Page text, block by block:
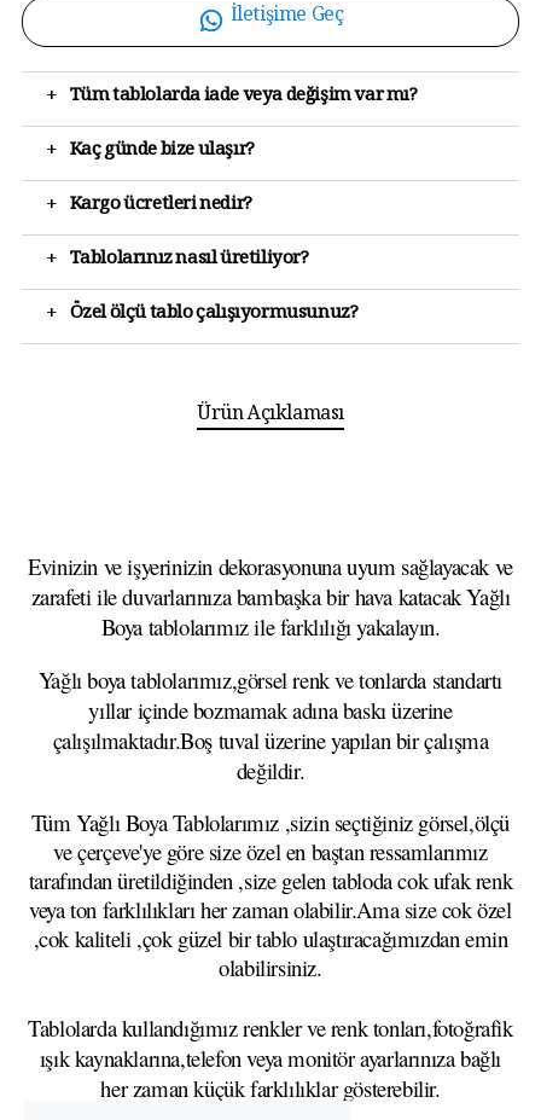
İletişime Geç
+ Tüm tablolarda iade veya değişim var mı?
+ Kaç günde bize ulaşır?
+ Kargo ücretleri nedir?
+ Tablolarınız nasıl üretiliyor?
+ Özel ölçü tablo çalışıyormusunuz?
Ürün Açıklaması
Evinizin ve işyerinizin dekorasyonuna uyum sağlayacak ve
zarafeti ile duvarlarınıza bambaşka bir hava katacak Yağlı
Boya tablolarımız ile farklılığı yakalayın.
Yağlı boya tablolarımız,görsel renk ve tonlarda standartı
yıllar içinde bozmamak adına baskı üzerine
çalışılmaktadır.Boş tuval üzerine yapılan bir çalışma
değildir.
Tüm Yağlı Boya Tablolarımız ,sizin seçtiğiniz görsel,ölçü
ve çerçeve'ye göre size özel en baştan ressamlarımız
tarafından üretildiğinden ,size gelen tabloda cok ufak renk
veya ton farklılıkları her zaman olabilir.Ama size cok özel
,cok kaliteli ,çok güzel bir tablo ulaştıracağımızdan emin
olabilirsiniz.
Tablolarda kullandığımız renkler ve renk tonları,fotoğrafik
ışık kaynaklarına,telefon veya monitör ayarlarınıza bağlı
her zaman küçük farklılıklar gösterebilir.